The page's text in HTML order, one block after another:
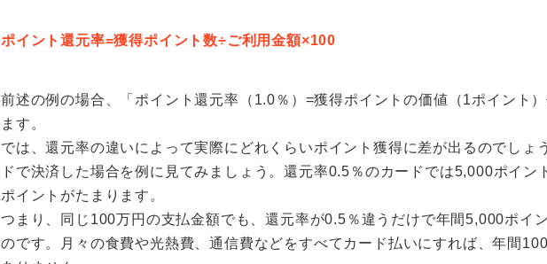
ポイント還元率=獲得ポイント数÷ご利用金額×100
前述の例の場合、「ポイント還元率（1.0％）=獲得ポイントの価値（1ポイント
ます。
では、還元率の違いによって実際にどれくらいポイント獲得に差が出るのでしょ
ドで決済した場合を例に見てみましょう。還元率0.5％のカードでは5,000ポイ
ポイントがたまります。
つまり、同じ100万円の支払金額でも、還元率が0.5％違うだけで年間5,000ポイ
のです。月々の食費や光熱費、通信費などをすべてカード払いにすれば、年間